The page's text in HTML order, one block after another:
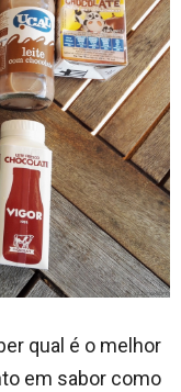
qual é o melhor
em sabor como